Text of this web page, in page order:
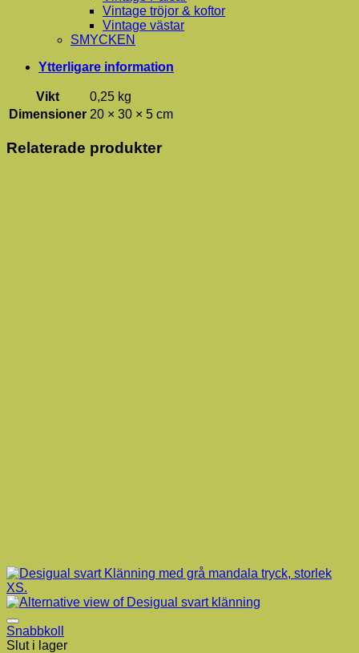
Vintage tröjor & koftor
Vintage västar
SMYCKEN
Ytterligare information
Vikt
0,25 kg
Dimensioner 20 × 30 × 5 cm
Relaterade produkter
Snabbkoll
Slut i lager